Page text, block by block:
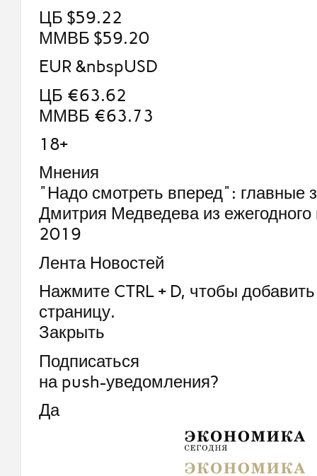
ЦБ $59.22
ММВБ $59.20
EUR &nbspUSD
ЦБ €63.62
ММВБ €63.73
18+
Мнения
"Надо смотреть вперед": главные
Дмитрия Медведева из
2019
Лента Новостей
Нажмите CTRL + D, чтобы добавить
страницу.
Закрыть
Подписаться
на push-уведомления?
Да